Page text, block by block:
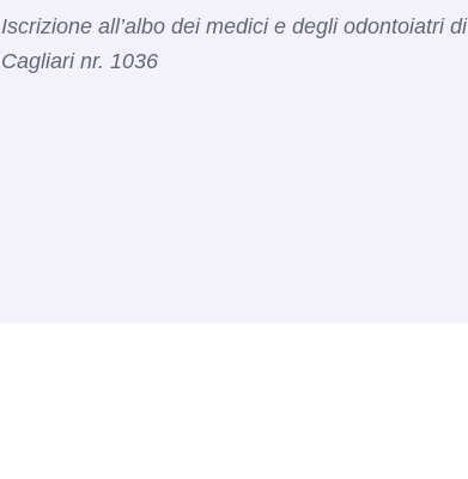
Iscrizione all’albo dei medici e degli odontoiatri di
Cagliari nr. 1036​